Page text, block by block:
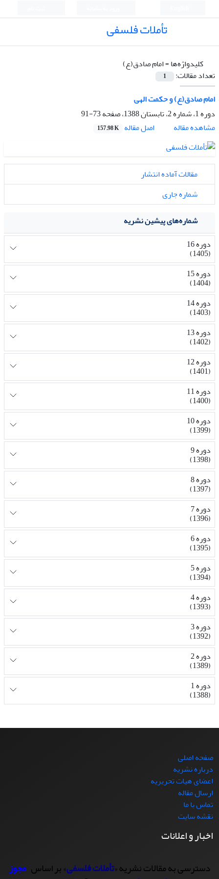
تأملات فلسفی
کلیدواژه‌ها =امام صادق(ع)
تعداد مقالات:
1
امام صادق(ع) و حکمت الهی
دوره 1، شماره 2، تابستان 1388، صفحه
73-91
مشاهده مقاله
اصل مقاله 157.98 K
مقالات آماده انتشار
شماره جاری
شماره‌های پیشین نشریه
دوره 16
(1405)
دوره 15
(1404)
دوره 14
(1403)
دوره 13
(1402)
دوره 12
(1401)
دوره 11
(1400)
دوره 10
(1399)
دوره 9
(1398)
دوره 8
(1397)
دوره 7
(1396)
دوره 6
(1395)
دوره 5
(1394)
دوره 4
(1393)
دوره 3
(1392)
دوره 2
(1389)
دوره 1
(1388)
صفحه اصلی
درباره نشریه
اعضای هیات تحریریه
ارسال مقاله
تماس با ما
نقشه سایت
اخبار و اعلانات
دسترسی به مقالات نشریه «تأملات فلسفی» بر اساس مجوز